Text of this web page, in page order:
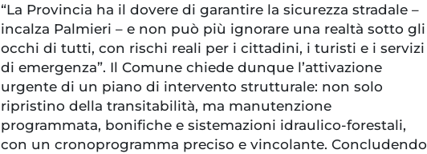
“La Provincia ha il dovere di garantire la sicurezza stradale –
incalza Palmieri – e non può più ignorare una realtà sotto gli
occhi di tutti, con rischi reali per i cittadini, i turisti e i servizi
di emergenza”. Il Comune chiede dunque l’attivazione
urgente di un piano di intervento strutturale: non solo
ripristino della transitabilità, ma manutenzione
programmata, bonifiche e sistemazioni idraulico-forestali,
con un cronoprogramma preciso e vincolante. Concludendo